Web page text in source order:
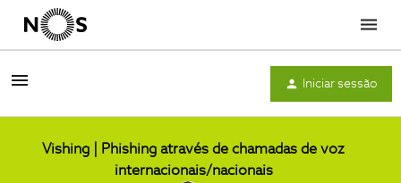
Menu
Iniciar sessão
Vishing | Phishing através de chamadas de voz
internacionais/nacionais